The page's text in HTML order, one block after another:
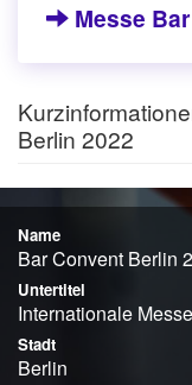
Messe
Berlin 2022
Name
Bar Convent Berlin
Untertitel
Internationale
Stadt
Berlin